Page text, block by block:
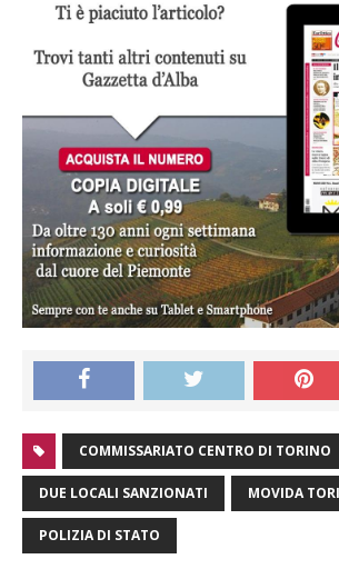
COMMISSARIATO CENTRO DI TORINO
DUE LOCALI SANZIONATI MOVIDA
POLIZIA DI STATO